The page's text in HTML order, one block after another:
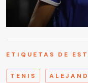
ETIQUETAS DE
TENIS